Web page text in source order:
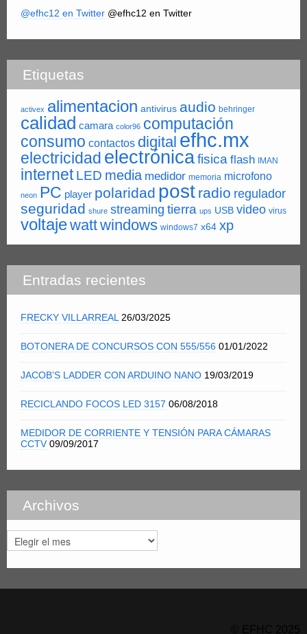
@efhc12 en Twitter @efhc12 en Twitter
Etiquetas
activex alimentacion antivirus audio behringer
calidad camara color96 computación
consumo contactos digital efhc.mx
electricidad electrónicafisica flash IMAN
internet LED media medidor memoria microfono
neon PC player polaridad post radio regulador
seguridad shure streaming tierra ups USB video virus
voltajewattwindows windows7 x64 xp
Entradas recientes
FRECKY VILLARREAL 26/03/2025
BOTONERA DE CONCURSOS CON 555/556 01/01/2022
JACOB’S LADDER CON ARDUINO NANO 19/03/2019
RECICLANDO FOCOS LED 3157 06/08/2018
MEDIDOR DE CORRIENTE Y TENSIÓN PARA CÁMARAS
CCTV 09/09/2017
Archivos
Archivos